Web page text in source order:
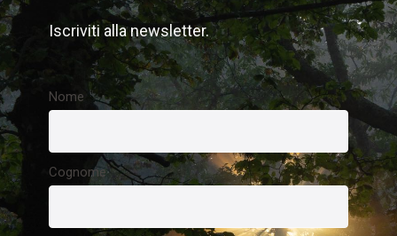
Iscriviti alla newsletter.
Nome
Cognome